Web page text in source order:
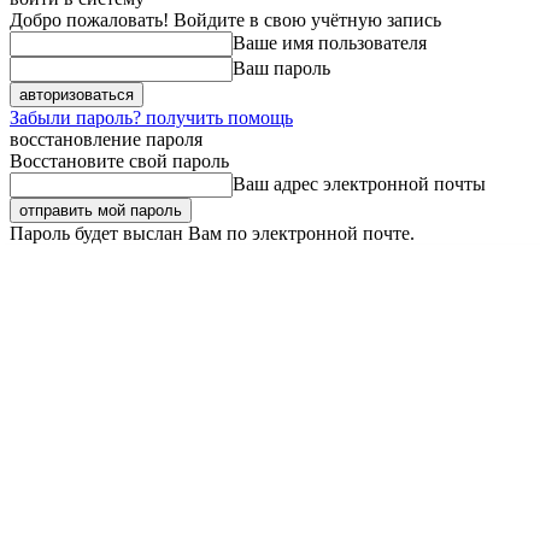
Добро пожаловать! Войдите в свою учётную запись
Ваше имя пользователя
Ваш пароль
Забыли пароль? получить помощь
восстановление пароля
Восстановите свой пароль
Ваш адрес электронной почты
Пароль будет выслан Вам по электронной почте.